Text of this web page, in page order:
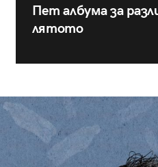
Пет албума за
лятото